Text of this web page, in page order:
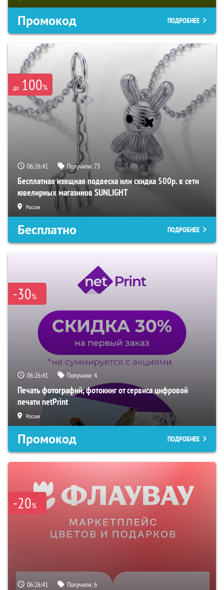
Промокод ПОДРОБНЕЕ
до 100%
06:26:40 Получили:73
Бесплатная изящная подвеска или скидка 500р. в сети
ювелирных магазинов SUNLIGHT
Россия
Бесплатно ПОДРОБНЕЕ
-30%
06:26:40 Получили:4
Печать фотографий, фотокниг от сервиса цифровой
печати netPrint
Россия
Промокод ПОДРОБНЕЕ
-20%
06:26:40 Получили:6